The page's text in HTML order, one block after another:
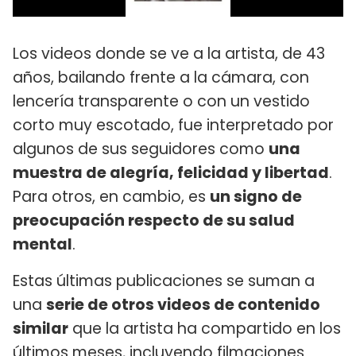
Los videos donde se ve a la artista, de 43
años, bailando frente a la cámara, con
lencería transparente o con un vestido
corto muy escotado, fue interpretado por
algunos de sus seguidores como una
muestra de alegría, felicidad y libertad.
Para otros, en cambio, es un signo de
preocupación respecto de su salud
mental.
Estas últimas publicaciones se suman a
una serie de otros videos de contenido
similar que la artista ha compartido en los